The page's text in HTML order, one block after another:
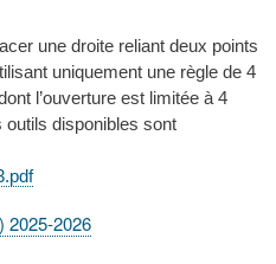
une droite reliant deux points
uniquement une règle de 4
l’ouverture est limitée à 4
disponibles sont
2025-2026